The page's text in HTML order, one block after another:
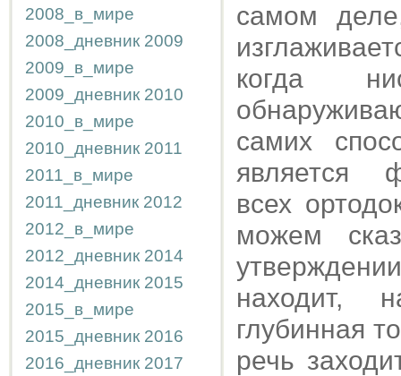
2008_в_мире
2008_дневник 2009
2009_в_мире
2009_дневник 2010
2010_в_мире
2010_дневник 2011
2011_в_мире
2011_дневник 2012
2012_в_мире
2012_дневник 2014
2014_дневник 2015
2015_в_мире
2015_дневник 2016
2016_дневник 2017
самом
когда
самих
является
всех
можем
находит,
глубинная
речь